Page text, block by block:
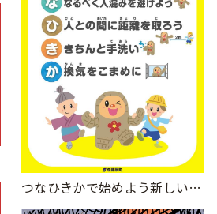
つなひきかで始めよう新しい生活様式